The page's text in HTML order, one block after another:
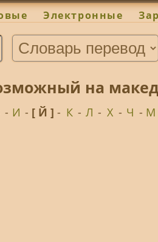
Электронные
на
- И - [ Й ]- К - Л - Х - Ч - М